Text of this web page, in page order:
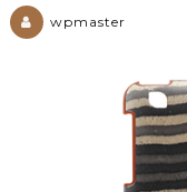
wpmaster